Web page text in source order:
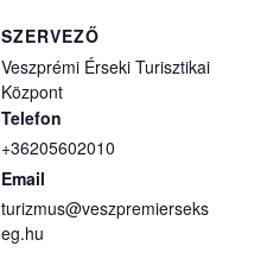
SZERVEZŐ
Veszprémi Érseki Turisztikai
Központ
Telefon
+36205602010
Email
turizmus@veszpremierseks
eg.hu